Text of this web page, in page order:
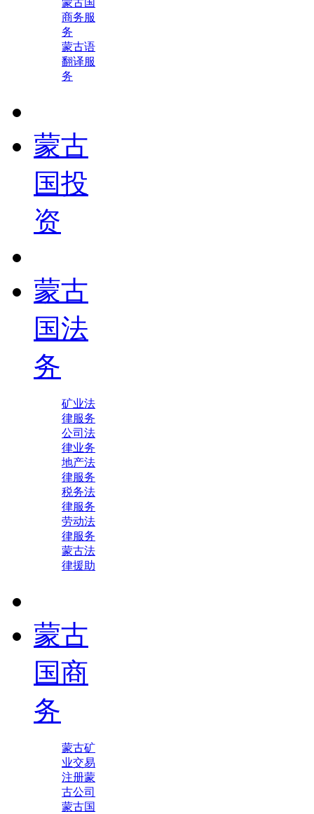
蒙古国
商务服
务
蒙古语
翻译服
务
蒙古
国投
资
蒙古
国法
务
矿业法
律服务
公司法
律业务
地产法
律服务
税务法
律服务
劳动法
律服务
蒙古法
律援助
蒙古
国商
务
蒙古矿
业交易
注册蒙
古公司
蒙古国